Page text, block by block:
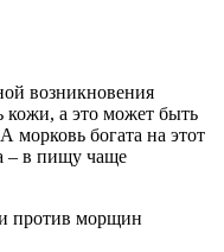
возникновения
а это может быть
морковь богата на этот
– в пищу чаще
против морщин